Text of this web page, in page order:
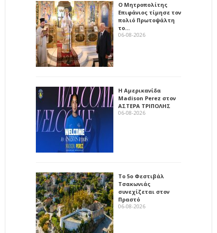
Ο Μητροπολίτης
Επιφάνιος τίμησε τον
πολιό Πρωτοψάλτη
το…
06-08-2026
Η Αμερικανίδα
Madison Perez στον
ΑΣΤΕΡΑ ΤΡΙΠΟΛΗΣ
06-08-2026
Το 5ο Φεστιβάλ
Τσακωνιάς
συνεχίζεται στον
Πραστό
06-08-2026